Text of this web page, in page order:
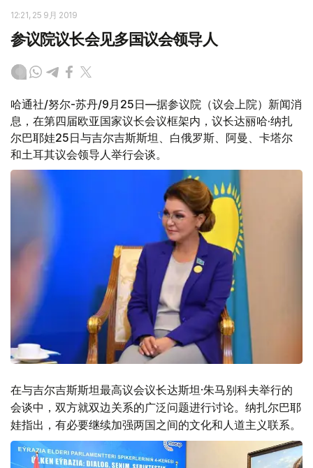
12:21, 25 9月 2019
参议院议长会见多国议会领导人
哈通社/努尔-苏丹/9月25日—据参议院（议会上院）新闻消
息，在第四届欧亚国家议长会议框架内，议长达丽哈·纳扎
尔巴耶娃25日与吉尔吉斯斯坦、白俄罗斯、阿曼、卡塔尔
和土耳其议会领导人举行会谈。
在与吉尔吉斯斯坦最高议会议长达斯坦·朱马别科夫举行的
会谈中，双方就双边关系的广泛问题进行讨论。纳扎尔巴耶
娃指出，有必要继续加强两国之间的文化和人道主义联系。